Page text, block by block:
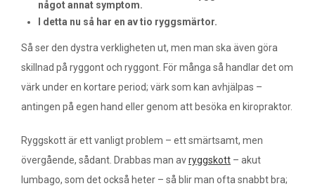
något annat symptom.
I detta nu så har en av tio ryggsmärtor.
Så ser den dystra verkligheten ut, men man ska även göra
skillnad på ryggont och ryggont. För många så handlar det om
värk under en kortare period; värk som kan avhjälpas –
antingen på egen hand eller genom att besöka en kiropraktor.
Ryggskott är ett vanligt problem – ett smärtsamt, men
övergående, sådant. Drabbas man avryggskott – akut
lumbago, som det också heter – så blir man ofta snabbt bra;